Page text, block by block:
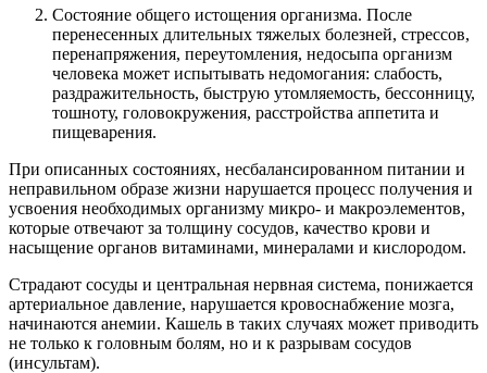
Состояние общего истощения организма. После
перенесенных длительных тяжелых болезней, стрессов,
перенапряжения, переутомления, недосыпа организм
человека может испытывать недомогания: слабость,
раздражительность, быструю утомляемость, бессонницу,
тошноту, головокружения, расстройства аппетита и
пищеварения.
При описанных состояниях, несбалансированном питании и
неправильном образе жизни нарушается процесс получения и
усвоения необходимых организму микро- и макроэлементов,
которые отвечают за толщину сосудов, качество крови и
насыщение органов витаминами, минералами и кислородом.
Страдают сосуды и центральная нервная система, понижается
артериальное давление, нарушается кровоснабжение мозга,
начинаются анемии. Кашель в таких случаях может приводить
не только к головным болям, но и к разрывам сосудов
(инсультам).